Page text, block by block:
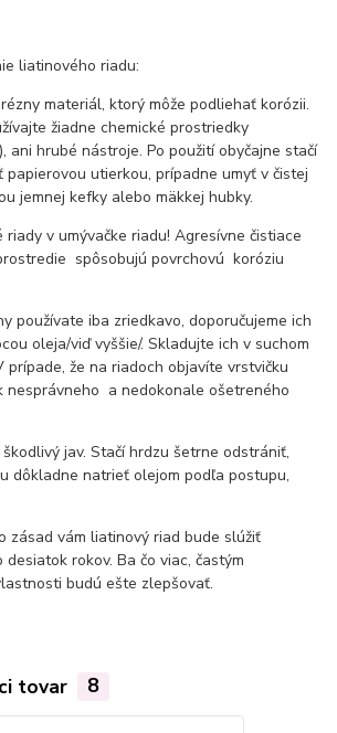
liatinového riadu:
materiál, ktorý môže podliehať korózii.
žiadne chemické prostriedky
ani hrubé nástroje. Po použití obyčajne stačí
utierkou, prípadne umyť v čistej
jemnej kefky alebo mäkkej hubky.
v umývačke riadu! Agresívne čistiace
spôsobujú povrchovú koróziu
používate iba zriedkavo, doporučujeme ich
oleja/viď vyššie/. Skladujte ich v suchom
prípade, že na riadoch objavíte vrstvičku
nesprávneho a nedokonale ošetreného
jav. Stačí hrdzu šetrne odstrániť,
dôkladne natrieť olejom podľa postupu,
zásad vám liatinový riad bude slúžiť
rokov. Ba čo viac, častým
budú ešte zlepšovať.
tovar 8